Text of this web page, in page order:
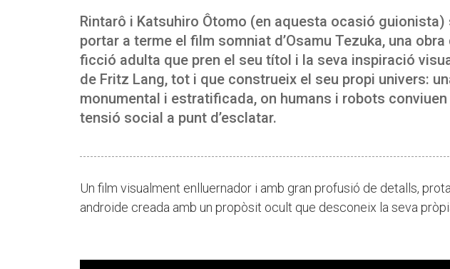
Rintarô i Katsuhiro Ôtomo (en aquesta ocasió guionista)
portar a terme el film somniat d’Osamu Tezuka, una
ficció adulta que pren el seu títol i la seva inspiració
de Fritz Lang, tot i que construeix el seu propi univers:
monumental i estratificada, on humans i robots
tensió social a punt d’esclatar.
Un film visualment enlluernador i amb gran profusió de detalls,
androide creada amb un propòsit ocult que desconeix la seva